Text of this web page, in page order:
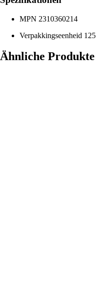
MPN 2310360214
Verpakkingseenheid 125
Ähnliche Produkte